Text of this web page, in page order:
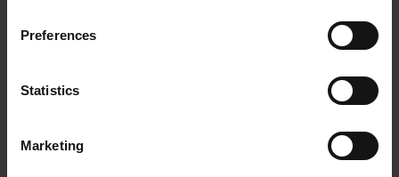
Preferences
Statistics
MarketingKOTELOT JA